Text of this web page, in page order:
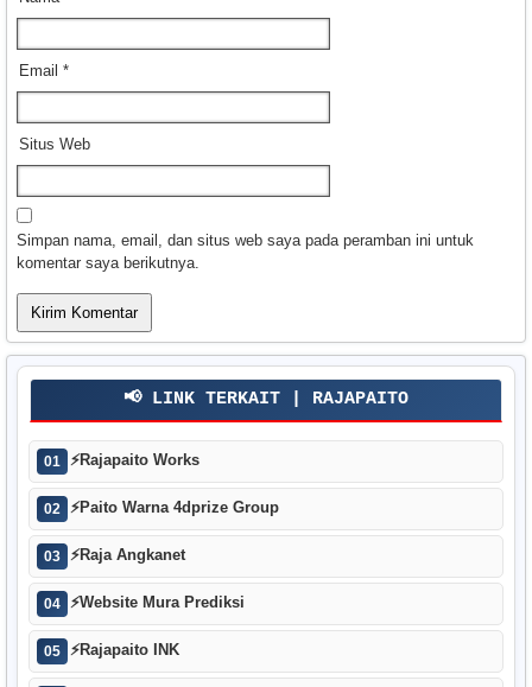
Email *
Situs Web
Simpan nama, email, dan situs web saya pada peramban ini untuk
komentar saya berikutnya.
📢 LINK TERKAIT | RAJAPAITO
01 ⚡Rajapaito Works
02 ⚡Paito Warna 4dprize Group
03 ⚡Raja Angkanet
04 ⚡Website Mura Prediksi
05 ⚡Rajapaito INK